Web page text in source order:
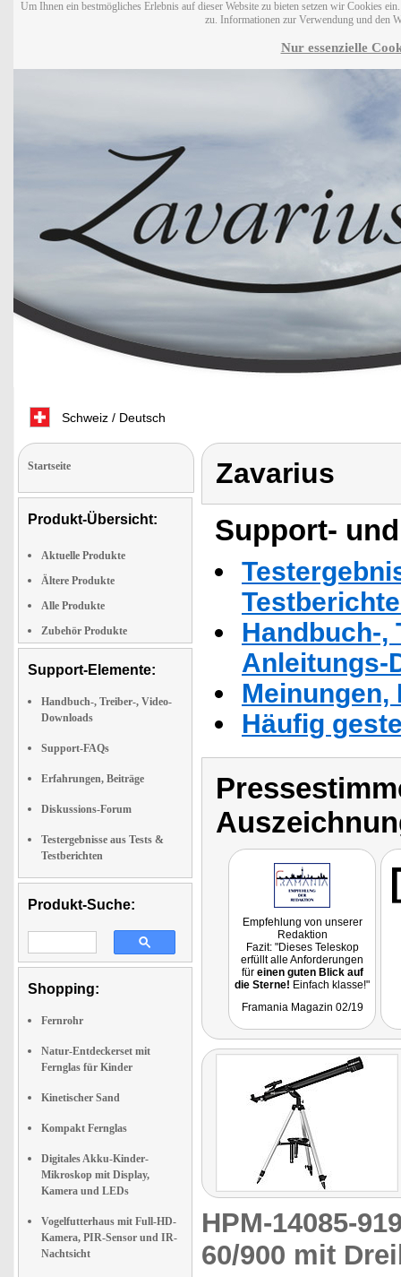
Um Ihnen ein bestmögliches Erlebnis auf dieser Website zu bieten setzen wir Cookies
zu. Informationen zur Verwendung und den
Nur essenzielle
Schweiz / Deutsch
Startseite
Produkt-Übersicht:
Aktuelle Produkte
Ältere Produkte
Alle Produkte
Zubehör Produkte
Support-Elemente:
Handbuch-, Treiber-, Video-
Downloads
Support-FAQs
Erfahrungen, Beiträge
Diskussions-Forum
Testergebnisse aus Tests &
Testberichten
Produkt-Suche:
Shopping:
Fernrohr
Natur-Entdeckerset mit
Fernglas für Kinder
Kinetischer Sand
Kompakt Fernglas
Digitales Akku-Kinder-
Mikroskop mit Display,
Kamera und LEDs
Vogelfutterhaus mit Full-HD-
Kamera, PIR-Sensor und IR-
Nachtsicht
Zavarius
Support-
Handbuch-,
Anleitungs-
Häufig
Empfehlung von unserer
Redaktion
Fazit: "Dieses Teleskop
erfüllt alle Anforderungen
für einen guten Blick auf
die Sterne! Einfach klasse!"
Framania Magazin 02/19
HPM-14085-
60/900 mit